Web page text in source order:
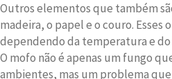
Outros elementos que também
madeira, o papel e o couro.
dependendo da temperatura e
O mofo não é apenas um fungo
ambientes, mas um problema